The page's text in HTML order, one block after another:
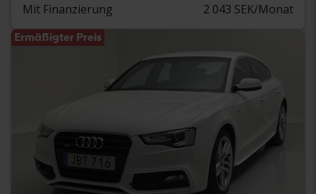
Mit Finanzierung 2 043 SEK/Monat
Ermäßigter Preis